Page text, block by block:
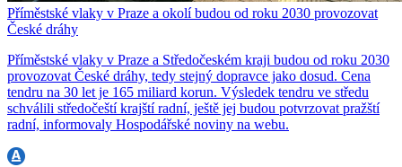
Příměstské vlaky v Praze a okolí budou od roku 2030 provozovat
České dráhy
Příměstské vlaky v Praze a Středočeském kraji budou od roku 2030
provozovat České dráhy, tedy stejný dopravce jako dosud. Cena
tendru na 30 let je 165 miliard korun. Výsledek tendru ve středu
schválili středočeští krajští radní, ještě jej budou potvrzovat pražští
radní, informovaly Hospodářské noviny na webu.